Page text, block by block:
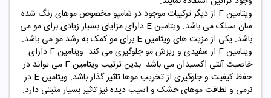
ویتامین E از دیگر ترکیبات موجود در شامپو مخصوص موهای رنگ شده
سان سیلک می باشد. ویتامین E دارای مزایای بسیار زیادی برای مو می
باشد. یکی از مزیت های ویتامین E برای مو کمک به رشد مو می باشد.
ویتامین E از سفیدی و ریزش مو جلوگیری می کند. ویتامین E دارای
خاصیت آنتی اکسیدان می باشد. بدین ترتیب ویتامین E می تواند در
حفظ کیفیت و جلوگیری از تخریب موها تاثیر گذار باشد. ویتامین E در
نرمی و لطافت موهای خشک و اسیب دیده نیز تاثیر بسیار مثبتی دارد.